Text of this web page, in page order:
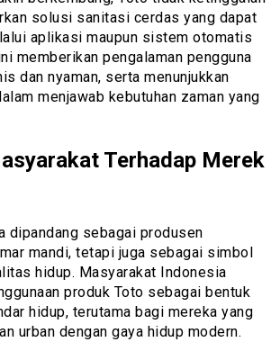
solusi sanitasi cerdas yang dapat
aplikasi maupun sistem otomatis
memberikan pengalaman pengguna
dan nyaman, serta menunjukkan
menjawab kebutuhan zaman yang
Terhadap Merek
dipandang sebagai produsen
mandi, tetapi juga sebagai simbol
hidup. Masyarakat Indonesia
produk Toto sebagai bentuk
hidup, terutama bagi mereka yang
urban dengan gaya hidup modern.